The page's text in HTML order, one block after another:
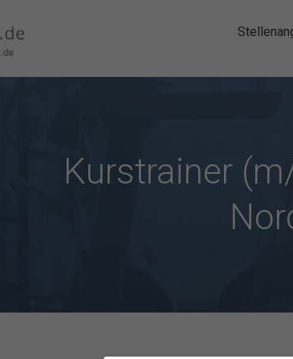
Kurstrainer